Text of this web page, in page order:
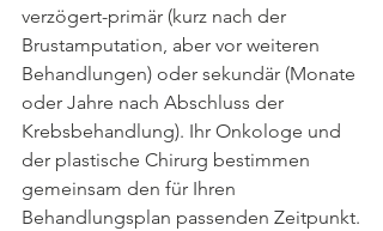
verzögert-primär (kurz nach der
Brustamputation, aber vor weiteren
Behandlungen) oder sekundär (Monate
oder Jahre nach Abschluss der
Krebsbehandlung). Ihr Onkologe und
der plastische Chirurg bestimmen
gemeinsam den für Ihren
Behandlungsplan passenden Zeitpunkt.